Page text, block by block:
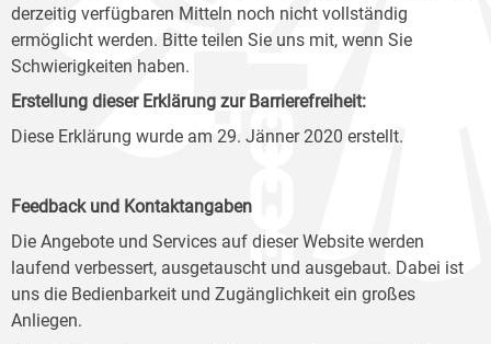
derzeitig verfügbaren Mitteln noch nicht vollständig
ermöglicht werden. Bitte teilen Sie uns mit, wenn Sie
Schwierigkeiten haben.
Erstellung dieser Erklärung zur Barrierefreiheit:
Diese Erklärung wurde am 29. Jänner 2020 erstellt.
Feedback und Kontaktangaben
Die Angebote und Services auf dieser Website werden
laufend verbessert, ausgetauscht und ausgebaut. Dabei ist
uns die Bedienbarkeit und Zugänglichkeit ein großes
Anliegen.